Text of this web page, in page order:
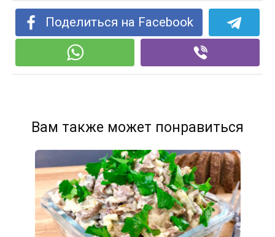
Поделиться на Facebook
Вам также может понравиться